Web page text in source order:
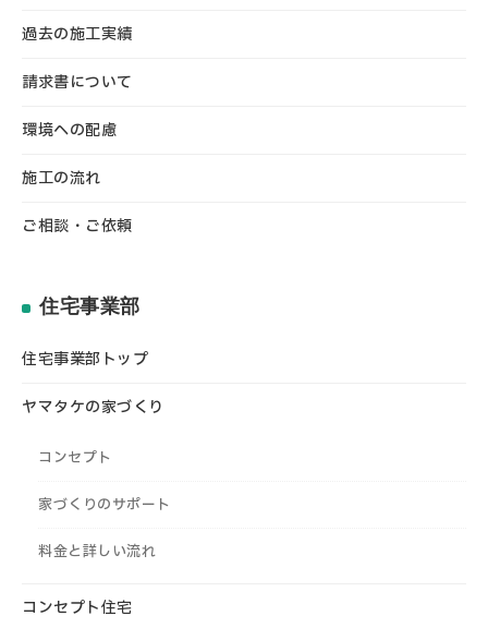
過去の施工実績
請求書について
環境への配慮
施工の流れ
ご相談・ご依頼
住宅事業部
住宅事業部トップ
ヤマタケの家づくり
コンセプト
家づくりのサポート
料金と詳しい流れ
コンセプト住宅